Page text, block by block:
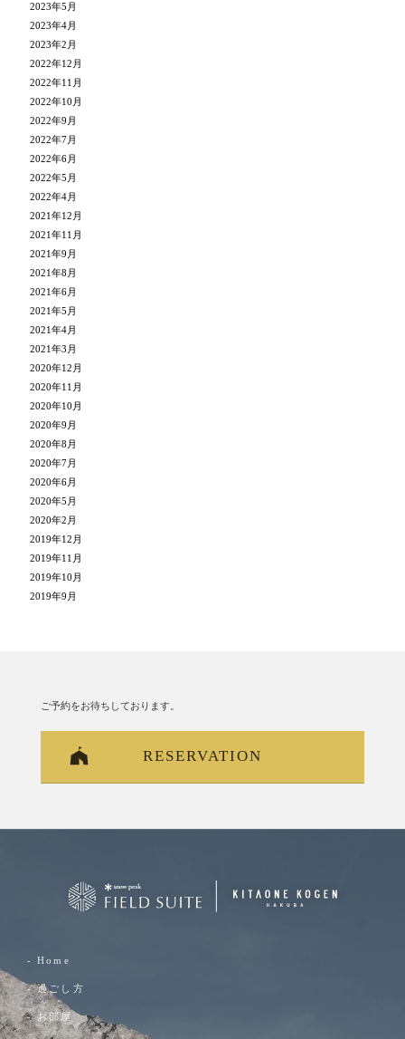
2023年5月
2023年4月
2023年2月
2022年12月
2022年11月
2022年10月
2022年9月
2022年7月
2022年6月
2022年5月
2022年4月
2021年12月
2021年11月
2021年9月
2021年8月
2021年6月
2021年5月
2021年4月
2021年3月
2020年12月
2020年11月
2020年10月
2020年9月
2020年8月
2020年7月
2020年6月
2020年5月
2020年2月
2019年12月
2019年11月
2019年10月
2019年9月
ご予約をお待ちしております。
RESERVATION
- Home
- 過ごし方
- お部屋